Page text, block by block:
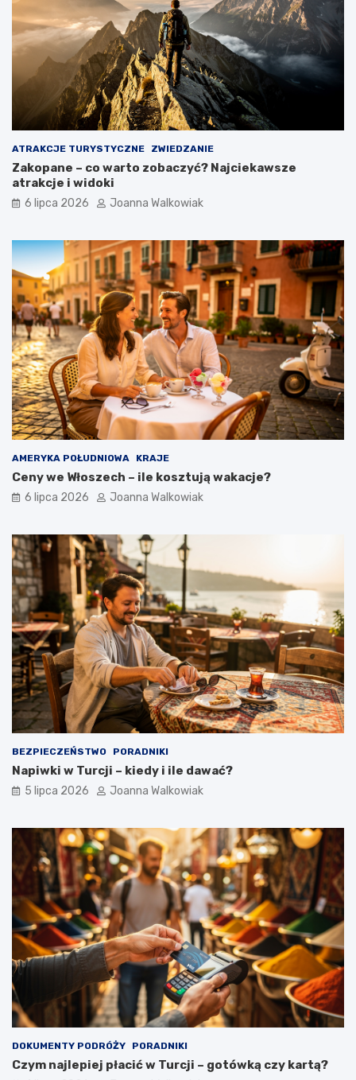
ATRAKCJE TURYSTYCZNE ZWIEDZANIE
Zakopane – co warto zobaczyć? Najciekawsze
atrakcje i widoki
6 lipca 2026 Joanna Walkowiak
AMERYKA POŁUDNIOWA KRAJE
Ceny we Włoszech – ile kosztują wakacje?
6 lipca 2026 Joanna Walkowiak
BEZPIECZEŃSTWO PORADNIKI
Napiwki w Turcji – kiedy i ile dawać?
5 lipca 2026 Joanna Walkowiak
DOKUMENTY PODRÓŻY PORADNIKI
Czym najlepiej płacić w Turcji – gotówką czy kartą?